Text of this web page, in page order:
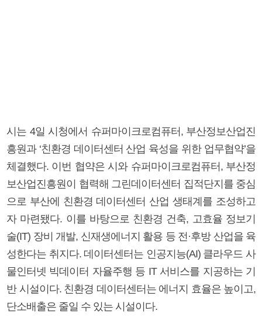
시는 4일 시청에서 슈퍼마이크로컴퓨터, 부산정보산업진
흥원과 ‘친환경 데이터센터 산업 육성을 위한 업무협약’을
체결했다. 이번 협약은 시와 슈퍼마이크로컴퓨터, 부산정
보산업진흥원이 협력해 그린데이터센터 집적단지를 중심
으로 부산에 친환경 데이터센터 산업 생태계를 조성하고
자 마련됐다. 이를 바탕으로 친환경 건축, 고효율 정보기
술(IT) 장비 개발, 신재생에너지 활용 등 전·후방 산업을 육
성한다는 취지다. 데이터센터는 인공지능(AI) 클라우드 사
물인터넷 빅데이터 자율주행 등 IT 서비스를 지공하는 기
반 시설이다. 친환경 데이터센터는 에너지 효율은 높이고,
단소배출은 줄일 수 있는 시설이다.